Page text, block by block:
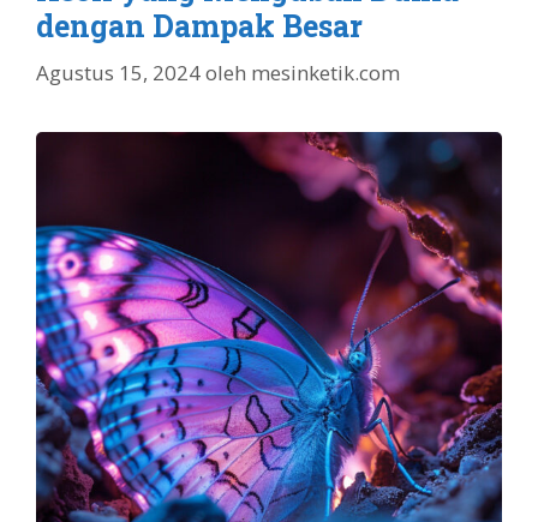
dengan Dampak Besar
Agustus 15, 2024oleh mesinketik.com